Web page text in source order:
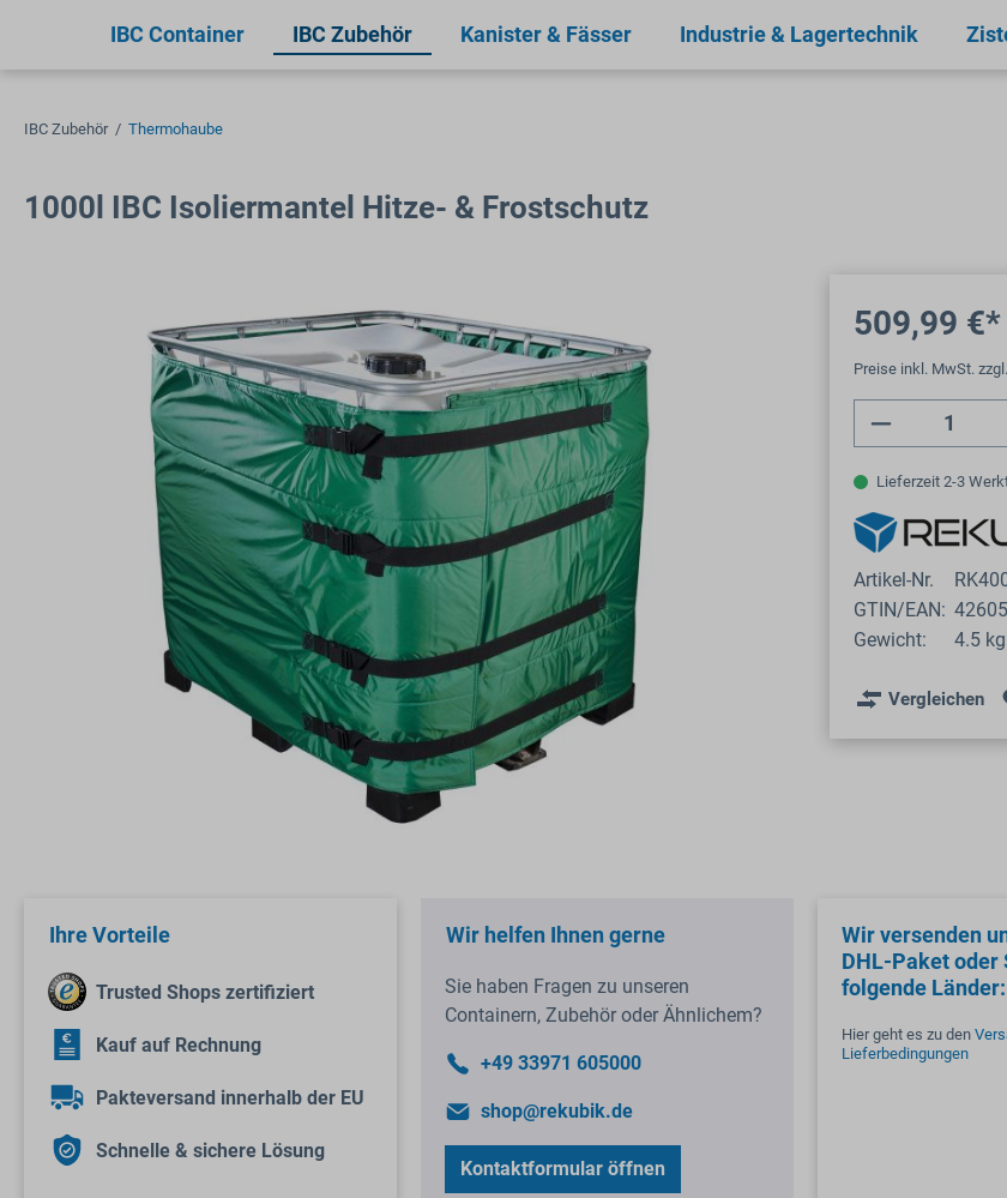
Zur Hauptnavigation springen
IBC Container IBC Zubehör Kanister & Fässer Industrie & Lagertechnik
IBC Zubehör / Thermohaube
1000l IBC Isoliermantel Hitze- & Frostschutz
509,99 €*
Preise inkl. MwSt. zzgl.
Produkt
Lieferzeit 2-3
Artikel-Nr.
GTIN/EAN:
Gewicht:
4.5 kg
Vergleichen
Ihre Vorteile
Trusted Shops zertifiziert
Kauf auf Rechnung
Pakteversand innerhalb der EU
Schnelle & sichere Lösung
Wir helfen Ihnen gerne
Sie haben Fragen zu unseren
Containern, Zubehör oder Ähnlichem?
+49 33971 605000
shop@rekubik.de
Kontaktformular öffnen
Wir versenden
DHL-Paket oder
folgende Länder:
Hier geht es zu den
Lieferbedingungen